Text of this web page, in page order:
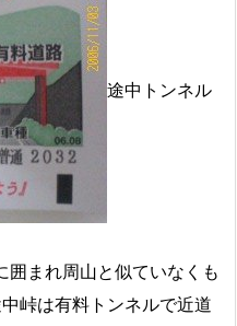
途中トンネル
まれ周山と似ていなくも
峠は有料トンネルで近道